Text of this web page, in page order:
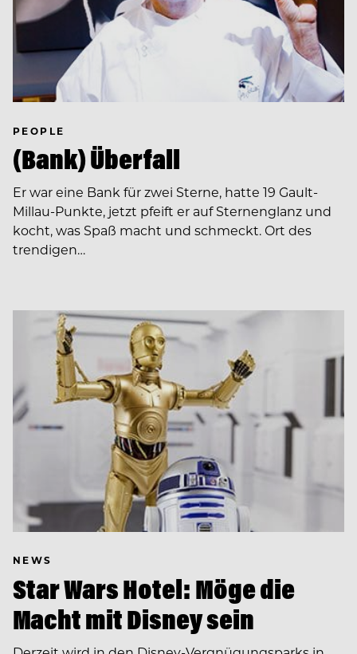
PEOPLE
(Bank) Überfall
Er war eine Bank für zwei Sterne, hatte 19 Gault-
Millau-Punkte, jetzt pfeift er auf Sternenglanz und
kocht, was Spaß macht und schmeckt. Ort des
trendigen…
NEWS
Star Wars Hotel: Möge die
Macht mit Disney sein